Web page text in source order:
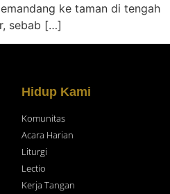
ke taman di tengah
sebab […]
Hidup Kami
Komunitas
Acara Harian
Liturgi
Lectio
Kerja Tangan